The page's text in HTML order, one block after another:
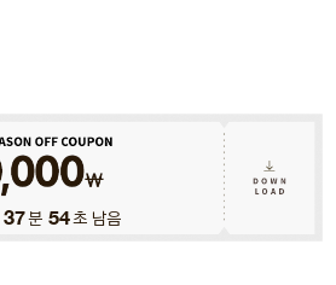
37분 51초 남음